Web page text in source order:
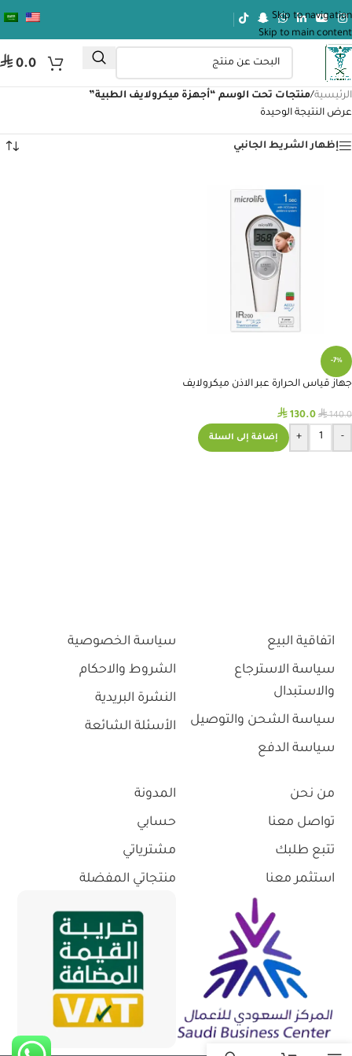
Skip to navigation
Skip to main content
⃁ 0.0
الرئيسية/منتجات تحت الوسم “أجهزة ميكرولايف الطبية”
عرض النتيجة الوحيدة
إظهار الشريط الجانبي
-7%
جهاز قياس الحرارة عبر الاذن ميكرولايف
⃁140.0
⃁ 130.0
-
+ إضافة إلى السلة
اتفاقية البيع
سياسة الاسترجاع
والاستبدال
سياسة الشحن والتوصيل
سياسة الدفع
سياسة الخصوصية
الشروط والاحكام
النشرة البريدية
الأسئلة الشائعة
من نحن
تواصل معنا
تتبع طلبك
استثمر معنا
المدونة
حسابي
مشترياتي
منتجاتي المفضلة